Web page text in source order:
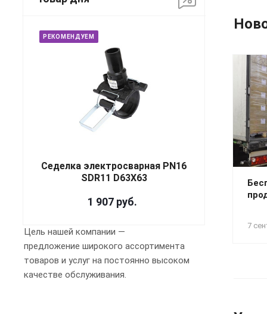
7
РЕКОМЕНДУЕМ
Седелка электросварная PN16
SDR11 D63X63
1 907 руб.
Цель нашей компании —
предложение широкого ассортимента
товаров и услуг на постоянно высоком
качестве обслуживания.